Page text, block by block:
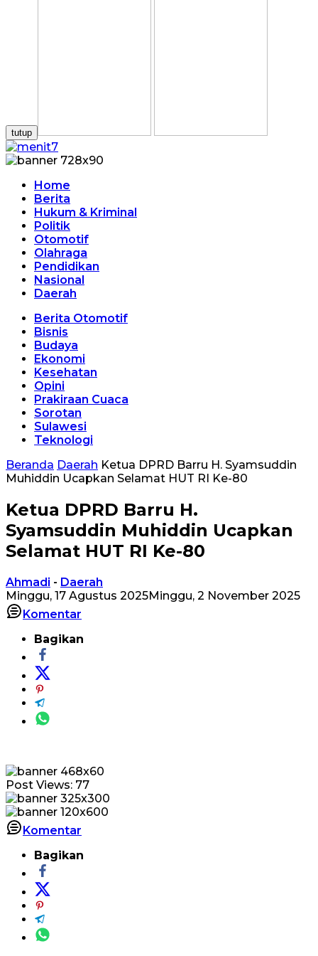
tutup
Home
Berita
Hukum & Kriminal
Politik
Otomotif
Olahraga
Pendidikan
Nasional
Daerah
Berita Otomotif
Bisnis
Budaya
Ekonomi
Kesehatan
Opini
Prakiraan Cuaca
Sorotan
Sulawesi
Teknologi
Beranda Daerah Ketua DPRD Barru H. Syamsuddin
Muhiddin Ucapkan Selamat HUT RI Ke-80
Ketua DPRD Barru H.
Syamsuddin Muhiddin Ucapkan
Selamat HUT RI Ke-80
Ahmadi - Daerah
Minggu, 17 Agustus 2025Minggu, 2 November 2025
Komentar
Bagikan
Post Views: 77
Komentar
Bagikan